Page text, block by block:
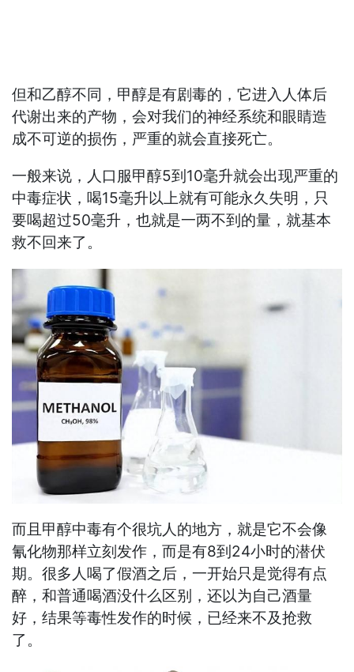
但和乙醇不同，甲醇是有剧毒的，它进入人体后
代谢出来的产物，会对我们的神经系统和眼睛造
成不可逆的损伤，严重的就会直接死亡。
一般来说，人口服甲醇5到10毫升就会出现严重的
中毒症状，喝15毫升以上就有可能永久失明，只
要喝超过50毫升，也就是一两不到的量，就基本
救不回来了。
而且甲醇中毒有个很坑人的地方，就是它不会像
氰化物那样立刻发作，而是有8到24小时的潜伏
期。很多人喝了假酒之后，一开始只是觉得有点
醉，和普通喝酒没什么区别，还以为自己酒量
好，结果等毒性发作的时候，已经来不及抢救
了。